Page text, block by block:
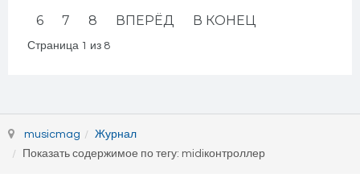
6 7 8 ВПЕРЁД В КОНЕЦ
Страница 1 из 8
musicmag
Журнал
Показать содержимое по тегу: midiконтроллер